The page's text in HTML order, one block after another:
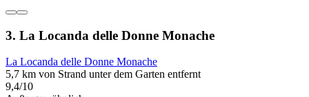
3. La Locanda delle Donne Monache
La Locanda delle Donne Monache
5,7 km von Strand unter dem Garten entfernt
9,4/10